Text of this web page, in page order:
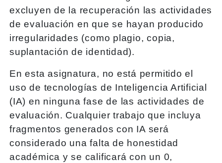
excluyen de la recuperación las actividades
de evaluación en que se hayan producido
irregularidades (como plagio, copia,
suplantación de identidad).
En esta asignatura, no está permitido el
uso de tecnologías de Inteligencia Artificial
(IA) en ninguna fase de las actividades de
evaluación. Cualquier trabajo que incluya
fragmentos generados con IA será
considerado una falta de honestidad
académica y se calificará con un 0,